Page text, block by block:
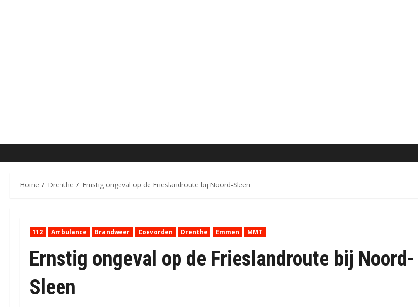
Home Drenthe Ernstig ongeval op de Frieslandroute bij Noord-Sleen
112 Ambulance Brandweer Coevorden Drenthe Emmen MMT
Ernstig ongeval op de Frieslandroute bij Noord-
Sleen